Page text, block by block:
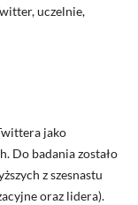
uczelnie,
jako
Do badania zostało
z szesnastu
oraz lidera).